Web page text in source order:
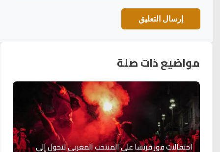
مواضيع ذات صلة
احتفالات فوز فرنسا على المنتخب المغربي تتحول إلى